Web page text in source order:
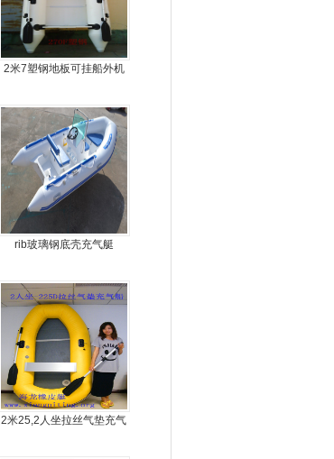
2米7塑钢地板可挂船外机
rib玻璃钢底壳充气艇
2米25,2人坐拉丝气垫充气